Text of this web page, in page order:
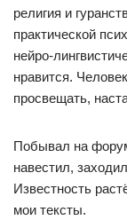
религия и
практической
нейро-
нравится.
просвещать,
Побывал на
навестил,
Известность
мои тексты.